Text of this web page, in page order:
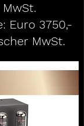
Euro 3750,-
MwSt.